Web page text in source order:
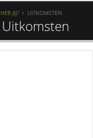
JIJ? UITKOMSTEN
Uitkomsten